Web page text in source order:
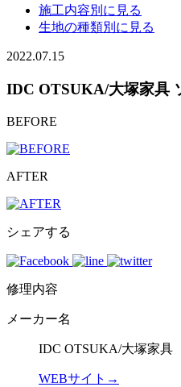
施工内容別に見る
生地の種類別に見る
2022.07.15
IDC OTSUKA/大塚家具
BEFORE
AFTER
シェアする
修理内容
メーカー名
IDC OTSUKA/大塚家具
WEBサイト→